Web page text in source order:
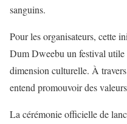
sanguins.
Pour les organisateurs, cette
Dum Dweebu un festival utile
dimension culturelle. À
entend promouvoir des
La cérémonie officielle de